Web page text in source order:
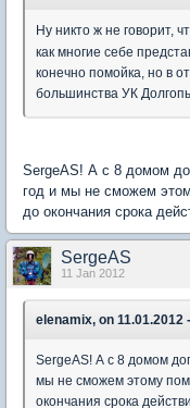
Ну никто ж не говорит,
как многие себе
конечно помойка, но в
большинства УК
SergeAS! А с 8 домом
год и мы не сможем
до окончания срока
SergeAS
11 Jan 2012
elenamix, on 11.01.2012
SergeAS! А с 8 домом
мы не сможем этому
окончания срока